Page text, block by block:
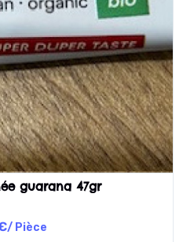
guarana 47gr
/ Pièce